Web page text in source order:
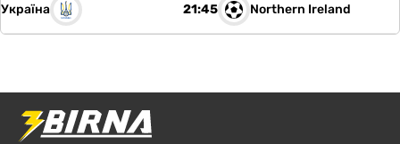
Україна 21:45 Northern Ireland